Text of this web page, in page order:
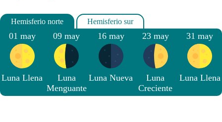
01 may
Luna Llena
09 may
Luna
Menguante
16 may
Luna Nueva
23 may
Luna
Creciente
31 may
Luna Llena